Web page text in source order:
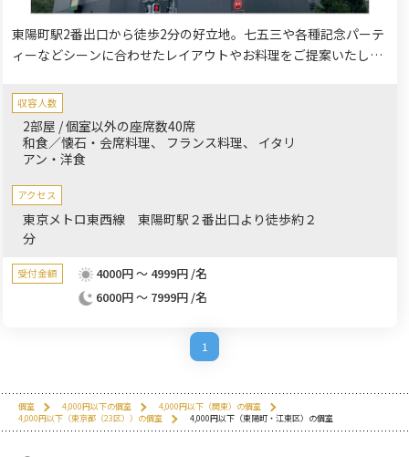
東陽町駅2番出口から徒歩2分の好立地。七五三や各種記念パーテ
ィーなどシーンに合わせたレイアウトやお料理をご提案いたしま
ご準備出来ます。
収容人数
2部屋 / 個室以外の座席数40席
和食／懐石・会席料理
フランス料理
イタリ
アン・洋食
アクセス
東京メトロ東西線 東陽町駅２番出口より徒歩約２
分
受付金額
4000円 ～ 4999円 /名
6000円 ～ 7999円 /名
1
個室 4,000円以下の個室
4,000円以下（関東）の個室
4,000円以下（東京都（23区））の個室
4,000円以下（東陽町・江東区）の個室